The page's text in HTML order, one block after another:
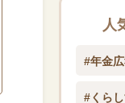
人
#年金
#くら